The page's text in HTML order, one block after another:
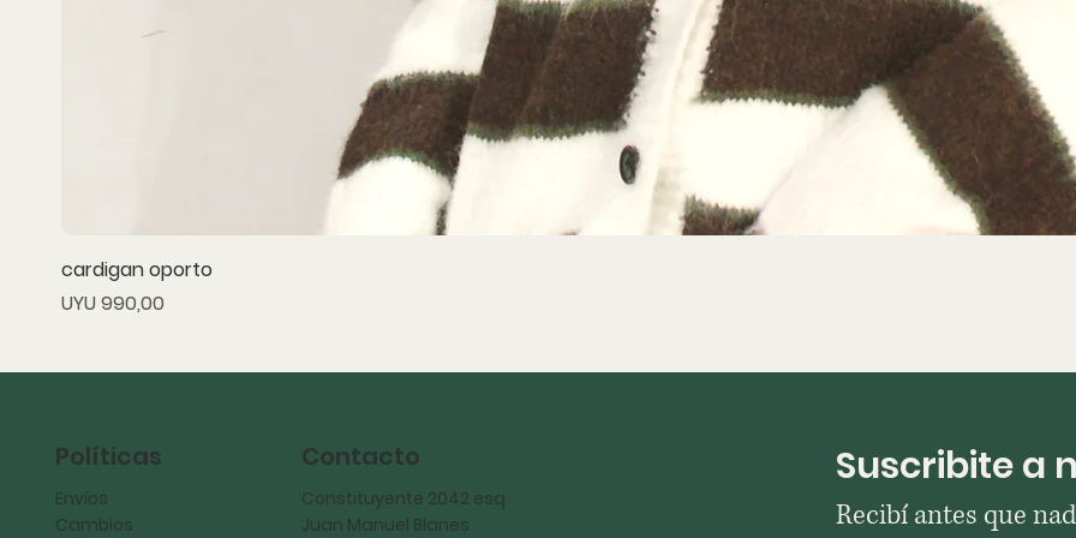
cardigan oporto
Precio
UYU 990,00
Políticas
Envíos
Cambios
Contacto
Constituyente 2042 esq
Juan Manuel Blanes
Suscribite a
Recibí antes que